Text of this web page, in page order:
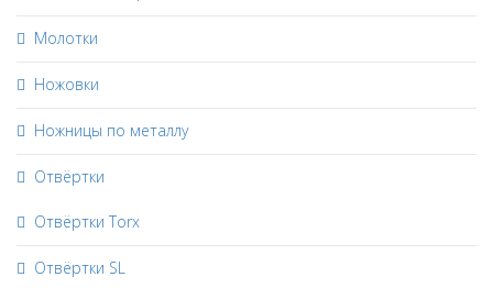
Молотки
Ножовки
Ножницы по металлу
Отвёртки
Отвёртки Torx
Отвёртки SL